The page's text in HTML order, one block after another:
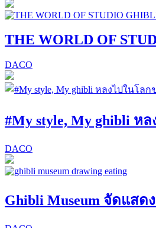
THE WORLD OF
DACO
#My style, My ghibli ห
DACO
Ghibli Museum จัดแสด